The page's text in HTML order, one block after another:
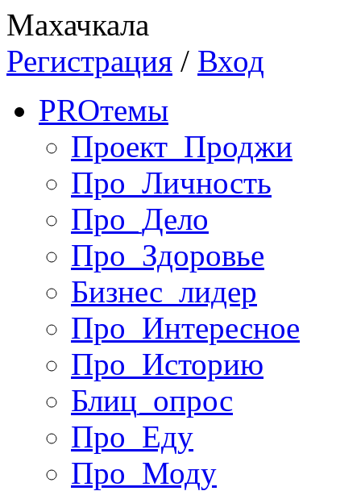
Махачкала
Регистрация / Вход
PROтемы
Проект_Проджи
Про_Личность
Про_Дело
Про_Здоровье
Бизнес_лидер
Про_Интересное
Про_Историю
Блиц_опрос
Про_Еду
Про_Моду